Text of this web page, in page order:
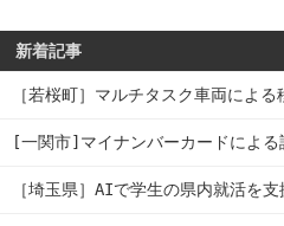
新着記事
［若桜町］マルチタスク車両によ
[一関市]マイナンバーカードによ
［埼玉県］AIで学生の県内就活を